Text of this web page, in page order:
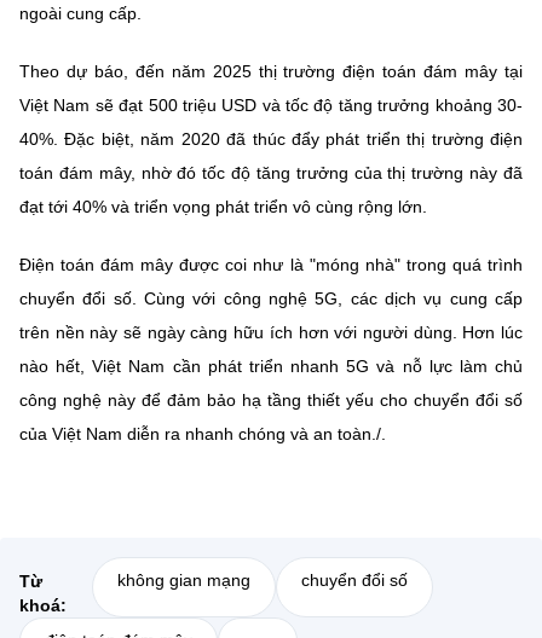
ngoài cung cấp.
Theo dự báo, đến năm 2025 thị trường điện toán đám mây tại
Việt Nam sẽ đạt 500 triệu USD và tốc độ tăng trưởng khoảng 30-
40%. Đặc biệt, năm 2020 đã thúc đẩy phát triển thị trường điện
toán đám mây, nhờ đó tốc độ tăng trưởng của thị trường này đã
đạt tới 40% và triển vọng phát triển vô cùng rộng lớn.
Điện toán đám mây được coi như là "móng nhà" trong quá trình
chuyển đổi số. Cùng với công nghệ 5G, các dịch vụ cung cấp
trên nền này sẽ ngày càng hữu ích hơn với người dùng. Hơn lúc
nào hết, Việt Nam cần phát triển nhanh 5G và nỗ lực làm chủ
công nghệ này để đảm bảo hạ tầng thiết yếu cho chuyển đổi số
của Việt Nam diễn ra nhanh chóng và an toàn./.
Từ
khoá:
không gian mạng chuyển đổi số